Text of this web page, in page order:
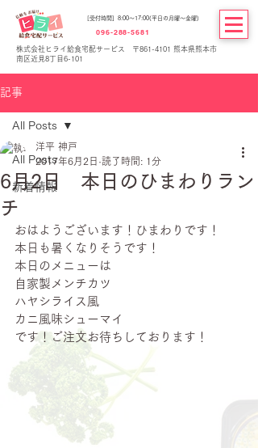
[受付時間] 8:00～17:00(平日の月曜～金曜)
096-288-5681
株式会社ヒライ給食宅配サービス 〒861-4101 熊本県熊本市
南区近見8丁目6-101
記事
All Posts
新着情報
All Posts
6月2日 本日のひまわりラン
チ
洋平 神戸
2017年6月2日 読了時間: 1分
おはようございます！ひまわりです！
本日も暑くなりそうです！
本日のメニューは
自家製メンチカツ
ハヤシライス風
カニ風味シューマイ
です！ご注文お待ちしております！